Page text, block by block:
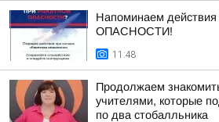
Напоминаем
ОПАСНОСТИ!
11:48
Продолжаем
учителями, которые
по два стобалльника